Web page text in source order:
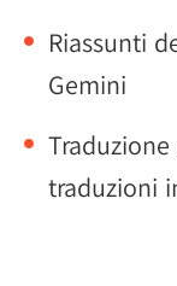
Riassunti
Gemini
traduzioni